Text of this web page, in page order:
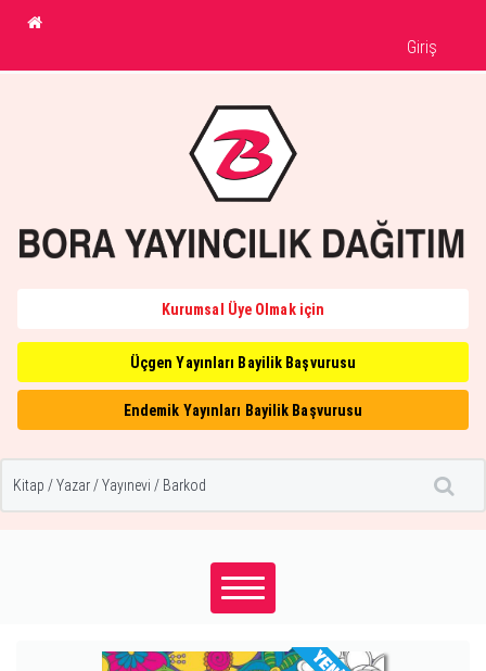
Giriş
Kurumsal Üye Olmak için
Üçgen Yayınları Bayilik Başvurusu
Endemik Yayınları Bayilik Başvurusu